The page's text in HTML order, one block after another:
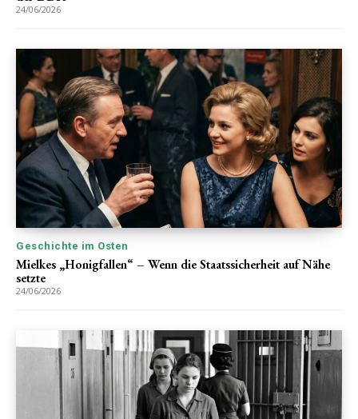
24/06/2026
Geschichte im Osten
Mielkes „Honigfallen“ – Wenn die Staatssicherheit auf Nähe
setzte
24/06/2026